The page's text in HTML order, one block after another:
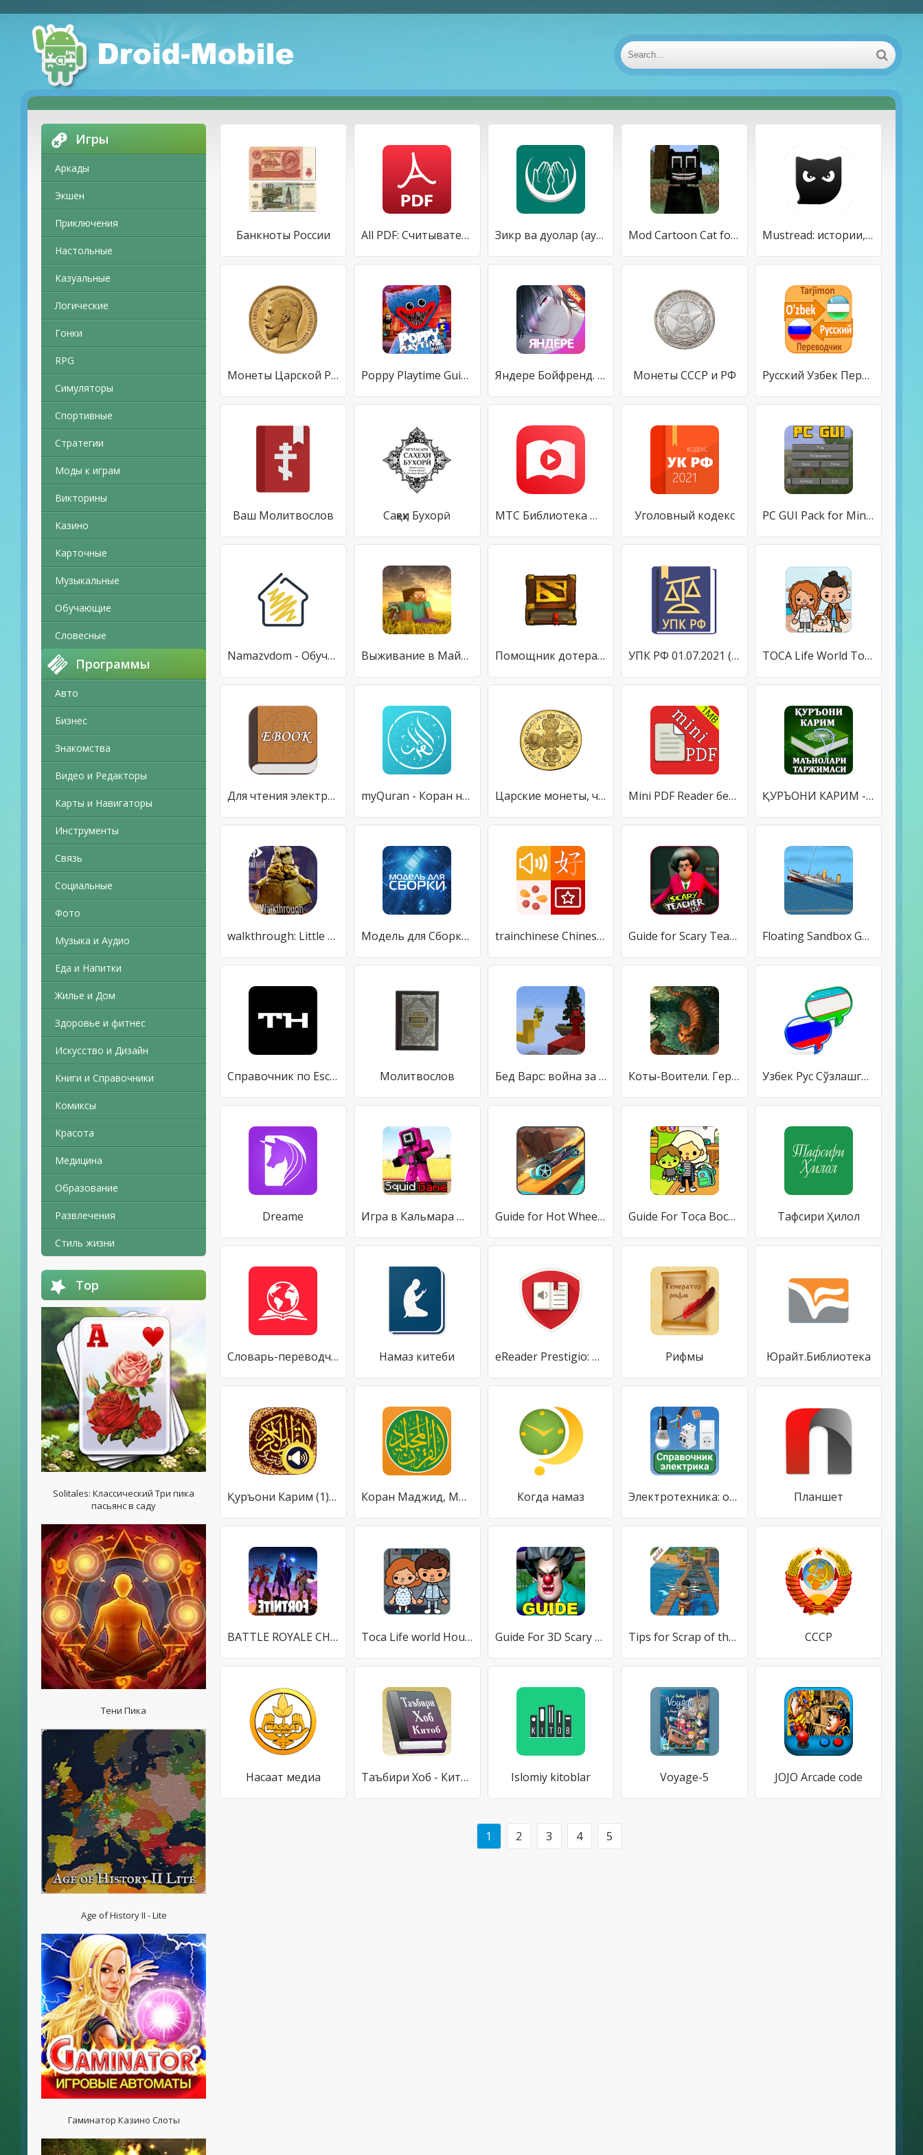
Игры
Аркады
Экшен
Приключения
Настольные
Казуальные
Логические
Гонки
RPG
Симуляторы
Спортивные
Стратегии
Моды к играм
Викторины
Казино
Карточные
Музыкальные
Обучающие
Словесные
Программы
Авто
Бизнес
Знакомства
Видео и Редакторы
Карты и Навигаторы
Инструменты
Связь
Социальные
Фото
Музыка и Аудио
Еда и Напитки
Жилье и Дом
Здоровье и фитнес
Искусство и Дизайн
Книги и Справочники
Комиксы
Красота
Медицина
Образование
Развлечения
Стиль жизни
Top
Solitales: Классический Три пика
пасьянс в саду
Тени Пика
Age of History II - Lite
Гаминатор Казино Слоты
Банкноты России All PDF: Считыватель PDF для Android, сжатие PDF Зикр ва дуолар (аудиоси билан) Mod Cartoon Cat for Minecraft Mustread: истории, страшилки
Монеты Царской России Poppy Playtime Guide Яндере Бойфренд. Отоме чат Монеты СССР и РФ Русский Узбек Переводчик
Ваш Молитвослов Саҳеҳи Бухорӣ МТС Библиотека — читать и слушать книги онлайн Уголовный кодекс PC GUI Pack for Minecraft PE
Namazvdom - Обучение намазу Выживание в Майнкрафте. Лучшие карты на выживание. Помощник дотера для Dota 2 УПК РФ 01.07.2021 (174-ФЗ) TOCA Life World Town Tips
Для чтения электронных книг myQuran - Коран на русском Царские монеты, чешуя 1359-1917 Mini PDF Reader бесплатно и без рекламы ҚУРЪОНИ КАРИМ - Маънолари таржимаси
walkthrough: Little nightmares 2 Модель для Сборки - аудиокниги trainchinese Chinese Dictionary and Flash Cards Guide for Scary Teacher 3D 2021 Floating Sandbox Guide
Справочник по Escape From Tarkov Молитвослов Бед Варс: война за кровать Коты-Воители. Герои книг Узбек Рус Сўзлашгичи
Dreame Игра в Кальмара Мод Майнкрафт Guide for Hot Wheels Race Off Car Game Tips 2021 Guide For Toca Boca Life World Town Тафсири Ҳилол
Словарь-переводчик ABBYY Lingvo без интернета Намаз китеби eReader Prestigio: Читалка Рифмы Юрайт.Библиотека
Қуръони Карим (1) - mp3. Коран Маджид, Молитва Таймс, Азан и Киблой - قرآن Когда намаз Электротехника: основы электричества Планшет
BATTLE ROYALE CHAPTER 2 SEASON 8 HD WALLPAPER Toca Life world House FreeGuide Guide For 3D Scary Teacher Tips for Scrap of the Mechanic - survival СССР
Насаат медиа Таъбири Хоб - Китоб Islomiy kitoblar Voyage-5 JOJO Arcade code
1 2 3 4 5